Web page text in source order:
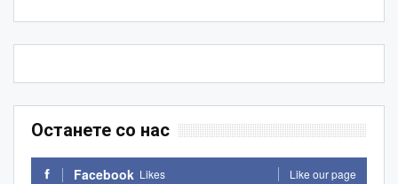
Останете со нас
Facebook Likes Like our page